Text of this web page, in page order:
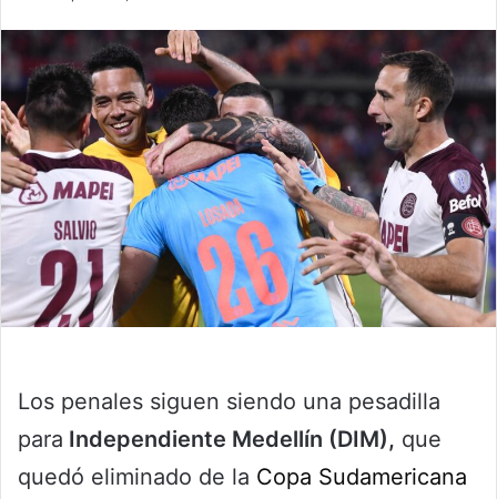
Los penales siguen siendo una pesadilla
para Independiente Medellín (DIM), que
quedó eliminado de la Copa Sudamericana